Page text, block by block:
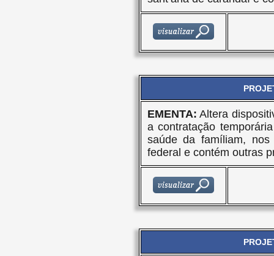
EMENTA: Altera
a contratação
saúde da famíliam,
federal e contém outras